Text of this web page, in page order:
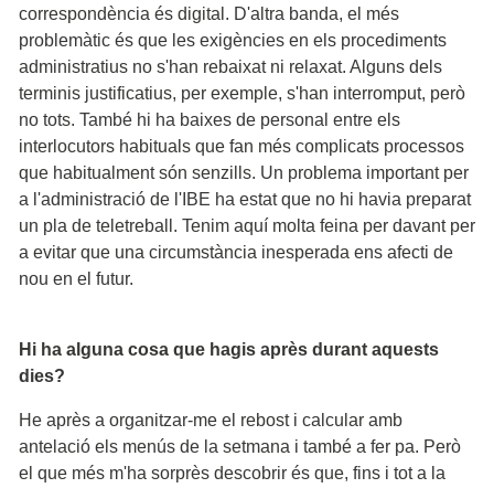
correspondència és digital. D'altra banda, el més
problemàtic és que les exigències en els procediments
administratius no s'han rebaixat ni relaxat. Alguns dels
terminis justificatius, per exemple, s'han interromput, però
no tots. També hi ha baixes de personal entre els
interlocutors habituals que fan més complicats processos
que habitualment són senzills. Un problema important per
a l'administració de l'IBE ha estat que no hi havia preparat
un pla de teletreball. Tenim aquí molta feina per davant per
a evitar que una circumstància inesperada ens afecti de
nou en el futur.
Hi ha alguna cosa que hagis après durant aquests
dies?
He après a organitzar-me el rebost i calcular amb
antelació els menús de la setmana i també a fer pa. Però
el que més m'ha sorprès descobrir és que, fins i tot a la